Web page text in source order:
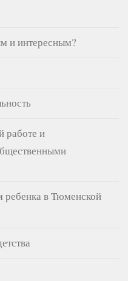
и интересным?
работе и
в Тюменской